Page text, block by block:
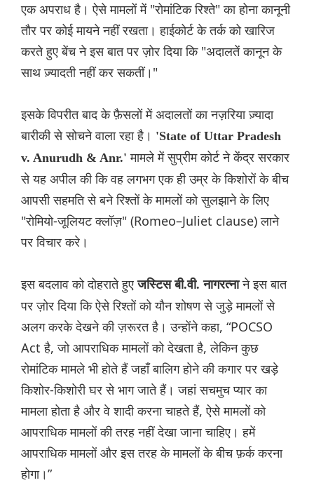
एक अपराध है। ऐसे मामलों में "रोमांटिक रिश्ते" का होना कानूनी
तौर पर कोई मायने नहीं रखता। हाईकोर्ट के तर्क को खारिज
करते हुए बेंच ने इस बात पर ज़ोर दिया कि "अदालतें कानून के
साथ ज़्यादती नहीं कर सकतीं।"
इसके विपरीत बाद के फ़ैसलों में अदालतों का नज़रिया ज़्यादा
बारीकी से सोचने वाला रहा है। 'State of Uttar Pradesh
v. Anurudh & Anr.'मामले में सुप्रीम कोर्ट ने केंद्र सरकार
से यह अपील की कि वह लगभग एक ही उम्र के किशोरों के बीच
आपसी सहमति से बने रिश्तों के मामलों को सुलझाने के लिए
"रोमियो-जूलियट क्लॉज़" (Romeo–Juliet clause) लाने
पर विचार करे।
इस बदलाव को दोहराते हुएजस्टिस बी.वी. नागरत्नाने इस बात
पर ज़ोर दिया कि ऐसे रिश्तों को यौन शोषण से जुड़े मामलों से
अलग करके देखने की ज़रूरत है। उन्होंने कहा, “POCSO
Act है, जो आपराधिक मामलों को देखता है, लेकिन कुछ
रोमांटिक मामले भी होते हैं जहाँ बालिग होने की कगार पर खड़े
किशोर-किशोरी घर से भाग जाते हैं। जहां सचमुच प्यार का
मामला होता है और वे शादी करना चाहते हैं, ऐसे मामलों को
आपराधिक मामलों की तरह नहीं देखा जाना चाहिए। हमें
आपराधिक मामलों और इस तरह के मामलों के बीच फ़र्क करना
होगा।”